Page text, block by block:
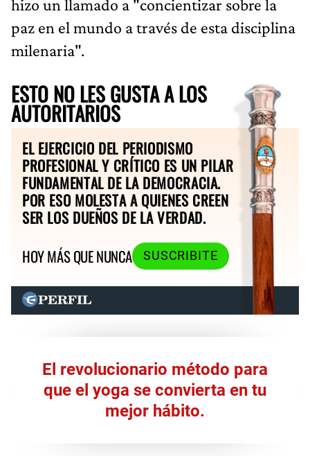
hizo un llamado a "concientizar sobre la
paz en el mundo a través de esta disciplina
milenaria".
ESTO NO LES GUSTA A LOS
AUTORITARIOS
EL EJERCICIO DEL PERIODISMO
PROFESIONAL Y CRÍTICO ES UN PILAR
FUNDAMENTAL DE LA DEMOCRACIA.
POR ESO MOLESTA A QUIENES CREEN
SER LOS DUEÑOS DE LA VERDAD.
HOY MÁS QUE NUNCA
SUSCRIBITE
El revolucionario método para
que el yoga se convierta en tu
mejor hábito.